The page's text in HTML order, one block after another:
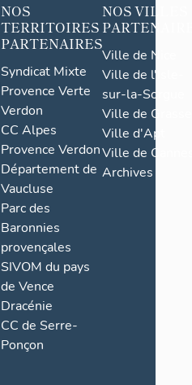
NOS
TERRITOIRES
PARTENAIRES
Syndicat Mixte
Provence Verte
Verdon
CC Alpes
Provence Verdon
Département de
Vaucluse
Parc des
Baronnies
provençales
SIVOM du pays
de Vence
Dracénie
CC de Serre-
Ponçon
NOS VILLES
Ville de Nice
Ville de l'Isle-
sur-la-Sorgue
Ville de Grasse
Ville d'Apt
Ville de
Archives